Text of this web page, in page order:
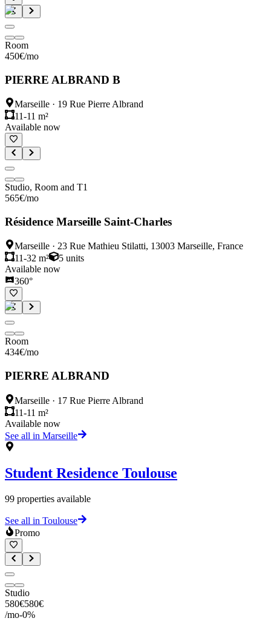
Room
450€/mo
PIERRE ALBRAND B
Marseille · 19 Rue Pierre Albrand
11-11 m²
Available now
Studio, Room and T1
565€/mo
Résidence Marseille Saint-Charles
Marseille · 23 Rue Mathieu Stilatti, 13003 Marseille, France
11-32 m²
5 units
Available now
360°
Room
434€/mo
PIERRE ALBRAND
Marseille · 17 Rue Pierre Albrand
11-11 m²
Available now
See all in Marseille
Student Residence Toulouse
99 properties available
See all in Toulouse
Promo
Studio
580€580€
/mo-0%